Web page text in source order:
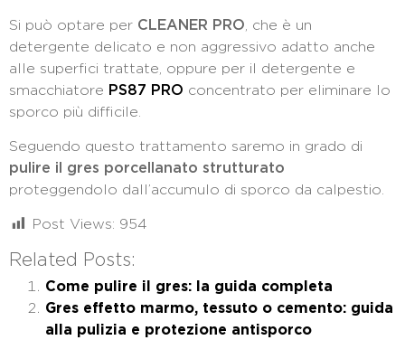
Si può optare per CLEANER PRO , che è un
detergente delicato e non aggressivo adatto anche
alle superfici trattate, oppure per il detergente e
smacchiatore PS87 PRO concentrato per eliminare lo
sporco più difficile.
Seguendo questo trattamento saremo in grado di
pulire il gres porcellanato strutturato
proteggendolo dall’accumulo di sporco da calpestio.
Post Views: 954
Related Posts:
Come pulire il gres: la guida completa
Gres effetto marmo, tessuto o cemento: guida
alla pulizia e protezione antisporco